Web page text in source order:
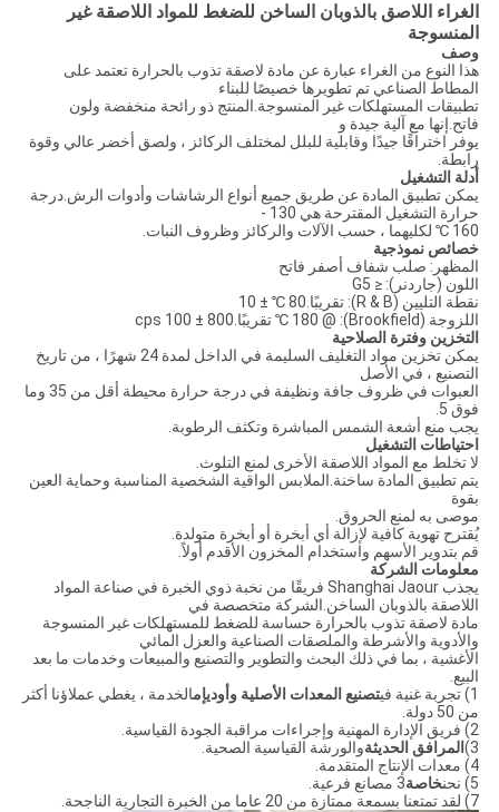
الغراء اللاصق بالذوبان الساخن للضغط للمواد اللاصقة غير
المنسوجة
وصف
هذا النوع من الغراء عبارة عن مادة لاصقة تذوب بالحرارة تعتمد على
المطاط الصناعي تم تطويرها خصيصًا للبناء
تطبيقات المستهلكات غير المنسوجة.المنتج ذو رائحة منخفضة ولون
فاتح.إنها مع آلية جيدة و
يوفر اختراقًا جيدًا وقابلية للبلل لمختلف الركائز ، ولصق أخضر عالي وقوة
رابطة.
أدلة التشغيل
يمكن تطبيق المادة عن طريق جميع أنواع الرشاشات وأدوات الرش.درجة
حرارة التشغيل المقترحة هي 130 -
160 ℃ لكليهما ، حسب الآلات والركائز وظروف النبات.
خصائص نموذجية
المظهر: صلب شفاف أصفر فاتح
اللون (جاردنر): ≤ G5
نقطة التليين (R & B): تقريبًا.80 ℃ ± 10
اللزوجة (Brookfield): @ 180 ℃ تقريبًا.800 ± 100 cps
التخزين وفترة الصلاحية
يمكن تخزين مواد التغليف السليمة في الداخل لمدة 24 شهرًا ، من تاريخ
التصنيع ، في الأصل
العبوات في ظروف جافة ونظيفة في درجة حرارة محيطة أقل من 35 وما
فوق 5.
يجب منع أشعة الشمس المباشرة وتكثف الرطوبة.
احتياطات التشغيل
لا تخلط مع المواد اللاصقة الأخرى لمنع التلوث.
يتم تطبيق المادة ساخنة.الملابس الواقية الشخصية المناسبة وحماية العين
بقوة
موصى به لمنع الحروق.
يُقترح تهوية كافية لإزالة أي أبخرة أو أبخرة متولدة.
قم بتدوير الأسهم واستخدام المخزون الأقدم أولاً.
معلومات الشركة
يجذب Shanghai Jaour فريقًا من نخبة ذوي الخبرة في صناعة المواد
اللاصقة بالذوبان الساخن.الشركة متخصصة في
مادة لاصقة تذوب بالحرارة حساسة للضغط للمستهلكات غير المنسوجة
والأدوية والأشرطة والملصقات الصناعية والعزل المائي
الأغشية ، بما في ذلك البحث والتطوير والتصنيع والمبيعات وخدمات ما بعد
البيع.
1) تجربة غنية في
تصنيع المعدات الأصلية وأوديإمالخدمة ، يغطي عملاؤنا أكثر
من 50 دولة.
2) فريق الإدارة المهنية وإجراءات مراقبة الجودة القياسية.
3) المرافق الحديثةوالورشة القياسية الصحية.
4) معدات الإنتاج المتقدمة.
5) نحن
خاصة3 مصانع فرعية.
7) لقد تمتعنا بسمعة ممتازة من 20 عاما من الخبرة التجارية الناجحة.